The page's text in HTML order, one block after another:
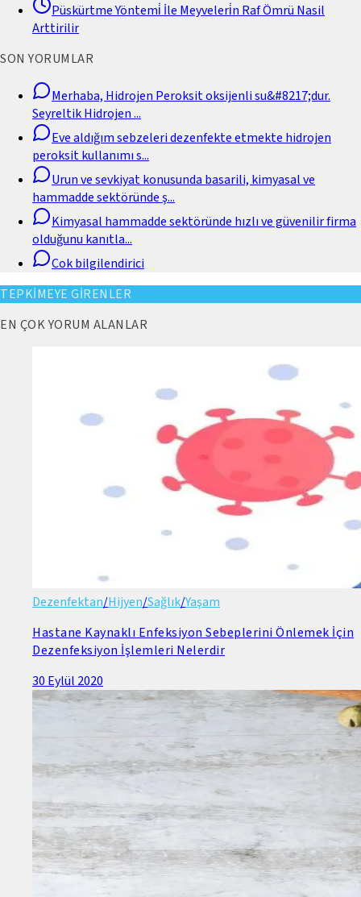
Püskürtme Yöntemi̇ İle Meyveleri̇n Raf Ömrü Nasil
Arttirilir
SON YORUMLAR
Merhaba, Hidrojen Peroksit oksijenli su&#8217;dur.
Seyreltik Hidrojen...
Eve aldığım sebzeleri dezenfekte etmekte hidrojen
peroksit kullanımı s...
Urun ve sevkiyat konusunda basarili, kimyasal ve
hammadde sektöründe ş...
Kimyasal hammadde sektöründe hızlı ve güvenilir firma
olduğunu kanıtla...
Cok bilgilendirici
TEPKİMEYE GİRENLER
EN ÇOK YORUM ALANLAR
Dezenfektan/Hijyen/Sağlık/Yaşam
Hastane Kaynaklı Enfeksiyon Sebeplerini Önlemek İçin
Dezenfeksiyon İşlemleri Nelerdir
30 Eylül 2020